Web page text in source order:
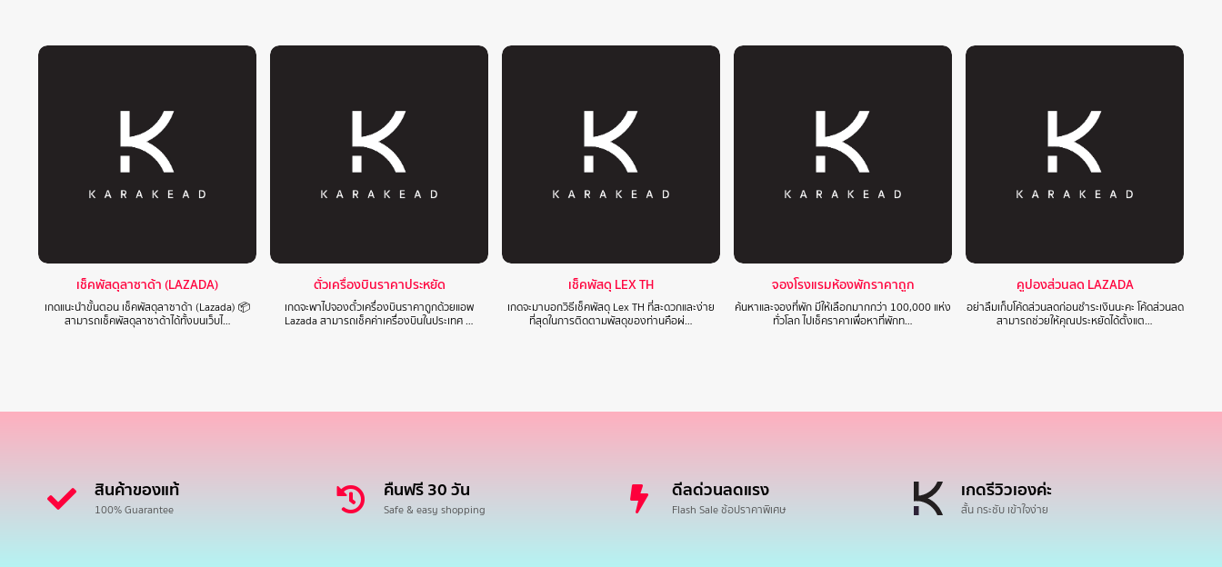
เช็คพัสดุลาซาด้า (LAZADA)
เกดแนะนำขั้นตอน เช็คพัสดุลาซาด้า (Lazada) 📦
สามารถเช็คพัสดุลาซาด้าได้ทั้งบนเว็บไ…
ตั๋วเครื่องบินราคาประหยัด
เกดจะพาไปจองตั๋วเครื่องบินราคาถูกด้วยแอพ
Lazada สามารถเช็คค่าเครื่องบินในประเทศ …
เช็คพัสดุ LEX TH
เกดจะมาบอกวิธีเช็คพัสดุ Lex TH ที่สะดวกและง่าย
ที่สุดในการติดตามพัสดุของท่านคือผ่…
จองโรงแรมห้องพักราคาถูก
ค้นหาและจองที่พัก มีให้เลือกมากกว่า 100,000 แห่ง
ทั่วโลก ไปเช็คราคาเพื่อหาที่พักท…
คูปองส่วนลด LAZADA
อย่าลืมเก็บโค้ดส่วนลดก่อนชำระเงินนะคะ โค้ดส่วนลด
สามารถช่วยให้คุณประหยัดได้ตั้งแต…
สินค้าของแท้
100% Guarantee
คืนฟรี 30 วัน
Safe & easy shopping
ดีลด่วนลดแรง
Flash Sale ช้อปราคาพิเศษ
เกดรีวิวเองค่ะ
สั้น กระชับ เข้าใจง่าย